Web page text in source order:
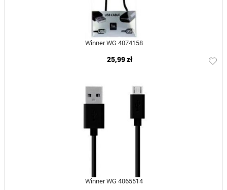
Winner WG 4074158
25,99 zł
Winner WG 4065514